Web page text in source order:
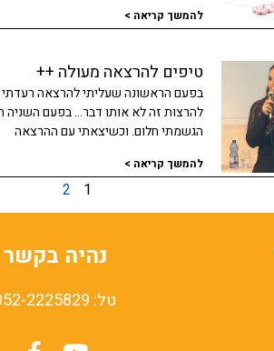
להמשך קריאה >
טיפים להרצאה מעולה ++
בפעם הראשונה שעליתי להרצאה רעדתי
להרצות זה לא אותו דבר… בפעם השניה
הגשמתי חלום. וכשיצאתי עם ההרצאה
להמשך קריאה >
1
2
נהיה בקשר
טל: 052-2225829